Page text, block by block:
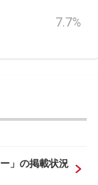
7.7%
」の掲載状況